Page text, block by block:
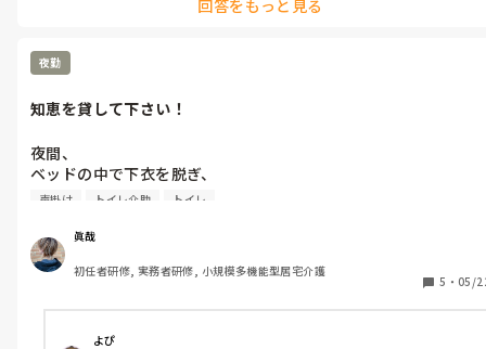
回答をもっと見る
夜勤
知恵を貸して下さい！
夜間、
ベッドの中で下衣を脱ぎ、
排尿される方が居ます。
声掛けた時点で遅いので、
声掛け時間を早めたりしてますが、
同じ事の繰り返しです。
皆さんならどう対応しますか？
声掛け トイレ介助 トイレ
眞哉
初任者研修, 実務者研修, 小規模多機能型居宅介護
5 ・ 05/
よぴ